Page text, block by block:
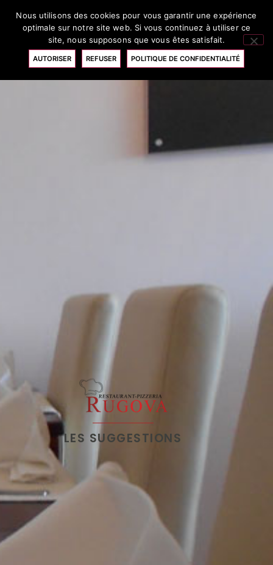
RÉSERVATION
LES SUGGESTIONS
Nous utilisons des cookies pour vous garantir une expérience
optimale sur notre site web. Si vous continuez à utiliser ce
site, nous supposons que vous êtes satisfait.
AUTORISER REFUSER POLITIQUE DE CONFIDENTIALITÉ